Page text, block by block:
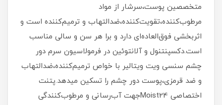
متخصصین پوست،سرشار از مواد
مرطوب‌کننده،تقویت‌کننده،ضدالتهاب و ترمیم‌کننده است و
اثربخشی فوق‌العاده‌ای دارد و برا هر سن و سالی مناسب
است.دکسپنتنول و آلانتوئین در فرمولاسیون سرم دور
چشم سنسى ویت ویتالیر با خواص ترمیم‌کننده،ضدالتهاب
و ضد قرمزی،پوست دور چشم را تسکین میدهد.پتنت
اختصاصی Moist24جهت آب‌رسانی و مرطوب‌کنندگی